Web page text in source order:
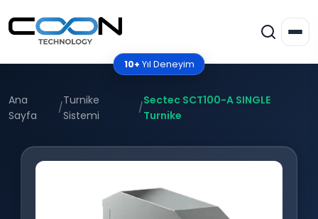
10+ Yıl Deneyim
Ana
Sayfa
/
Turnike
Sistemi
/
Sectec SCT100-A SINGLE
Turnike